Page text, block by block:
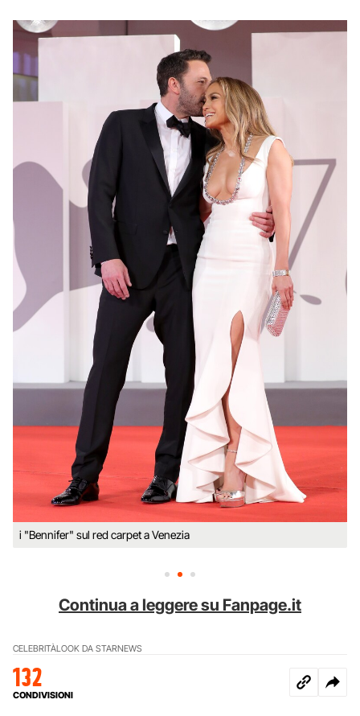
i "Bennifer" sul red carpet a Venezia
Continua a leggere su Fanpage.it
CELEBRITÀLOOK DA STARNEWS
132
CONDIVISIONI